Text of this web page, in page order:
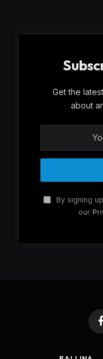
Get the
about
By signing
our